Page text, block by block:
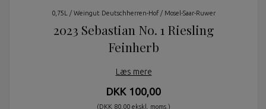
0,75L / Weingut Deutschherren-Hof / Mosel-Saar-Ruwer
2023 Sebastian No. 1 Riesling
Feinherb
Læs mere
DKK 100,00
(DKK 80,00 ekskl. moms.)